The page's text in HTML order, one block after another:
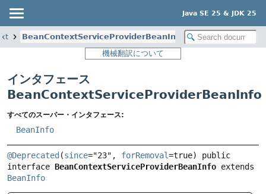
Java SE 25 & JDK 25
BeanContextServiceProviderBeanInfo
機械翻訳について
インタフェース
BeanContextServiceProviderBeanInfo
すべてのスーパー・インタフェース:
BeanInfo
@Deprecated (since="23", forRemoval=true) public
interface BeanContextServiceProviderBeanInfo
BeanInfo